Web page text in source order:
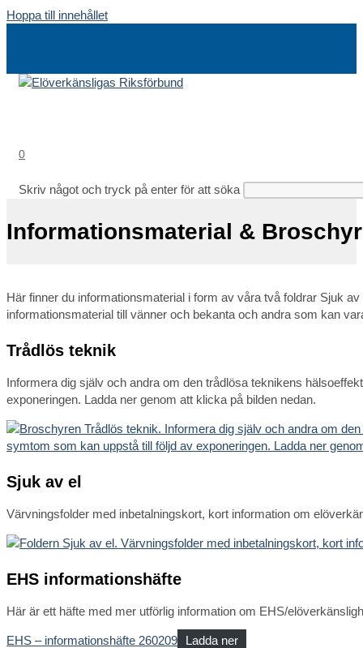
Hoppa till innehållet
0
Skriv något och tryck på enter för att söka
Informationsmaterial &
Här finner du informationsmaterial i form av våra två foldrar Sjuk
informationsmaterial till vänner och bekanta och andra som kan
Trådlös teknik
Informera dig själv och andra om den trådlösa teknikens
exponeringen. Ladda ner genom att klicka på bilden nedan.
Sjuk av el
Värvningsfolder med inbetalningskort, kort information om
EHS informationshäfte
Här är ett häfte med mer utförlig information om EHS/
EHS – informationshäfte 260209 Ladda ner